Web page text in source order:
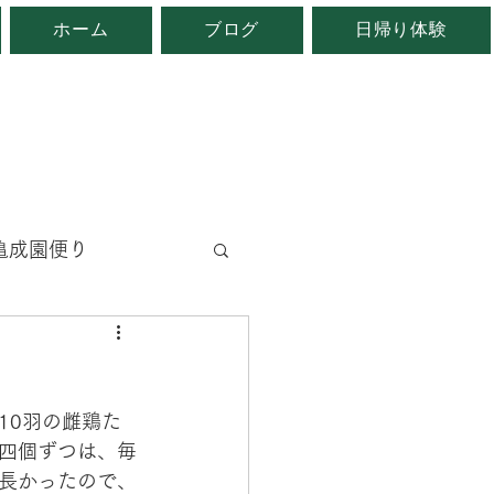
ホーム ブログ 日帰り体験
成園便り
地域自慢
羽の雌鶏た
個ずつは、毎
かったので、